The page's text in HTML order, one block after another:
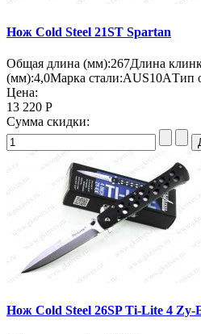
Нож Cold Steel 21ST Spartan
Общая длина (мм):267Длина
(мм):4,0Марка стали:AUS10AТип
Цена:
13 220 Р
Сумма скидки:
Нож Cold Steel 26SP Ti-Lite 4 Zy-